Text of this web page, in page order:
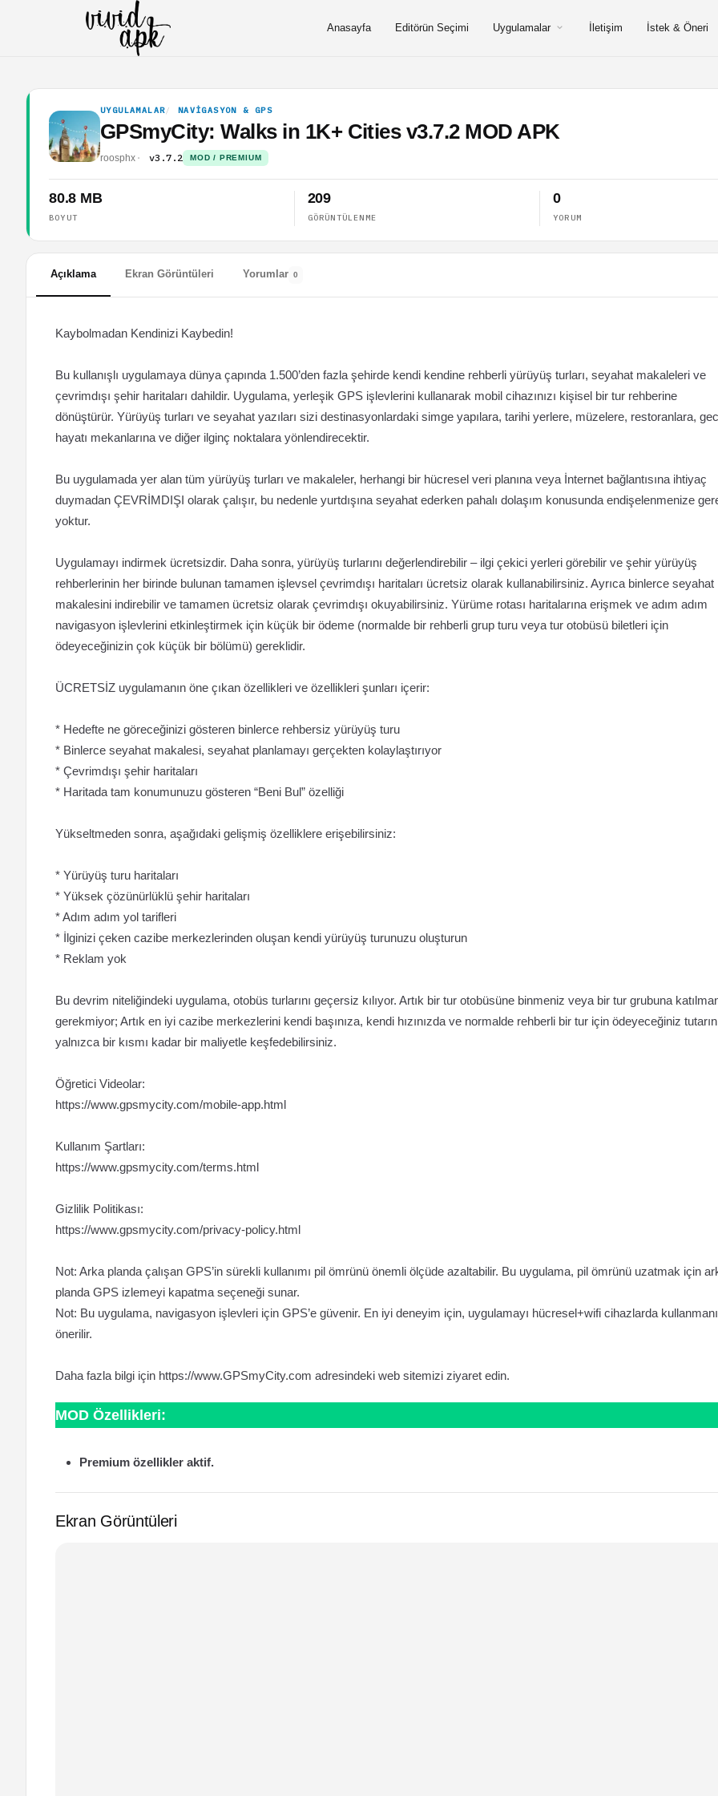
Anasayfa Editörün Seçimi Uygulamalar İletişim İstek & Öneri
UYGULAMALAR NAVIGASYON & GPS
GPSmyCity: Walks in 1K+ Cities v3.7.2 MOD APK
roosphx v3.7.2 MOD / PREMIUM
80.8 MB
BOYUT
209
GÖRÜNTÜLENME
0
YORUM
Açıklama Ekran Görüntüleri Yorumlar 0
Kaybolmadan Kendinizi Kaybedin!
Bu kullanışlı uygulamaya dünya çapında 1.500’den fazla şehirde kendi kendine rehberli yürüyüş turları, seyahat makaleleri ve
çevrimdışı şehir haritaları dahildir. Uygulama, yerleşik GPS işlevlerini kullanarak mobil cihazınızı kişisel bir tur rehberine
dönüştürür. Yürüyüş turları ve seyahat yazıları sizi destinasyonlardaki simge yapılara, tarihi yerlere, müzelere, restoranlara,
hayatı mekanlarına ve diğer ilginç noktalara yönlendirecektir.
Bu uygulamada yer alan tüm yürüyüş turları ve makaleler, herhangi bir hücresel veri planına veya İnternet bağlantısına ihtiyaç
duymadan ÇEVRİMDIŞI olarak çalışır, bu nedenle yurtdışına seyahat ederken pahalı dolaşım konusunda endişelenmenize
yoktur.
Uygulamayı indirmek ücretsizdir. Daha sonra, yürüyüş turlarını değerlendirebilir – ilgi çekici yerleri görebilir ve şehir yürüyüş
rehberlerinin her birinde bulunan tamamen işlevsel çevrimdışı haritaları ücretsiz olarak kullanabilirsiniz. Ayrıca binlerce seyahat
makalesini indirebilir ve tamamen ücretsiz olarak çevrimdışı okuyabilirsiniz. Yürüme rotası haritalarına erişmek ve adım adım
navigasyon işlevlerini etkinleştirmek için küçük bir ödeme (normalde bir rehberli grup turu veya tur otobüsü biletleri için
ödeyeceğinizin çok küçük bir bölümü) gereklidir.
ÜCRETSİZ uygulamanın öne çıkan özellikleri ve özellikleri şunları içerir:
* Hedefte ne göreceğinizi gösteren binlerce rehbersiz yürüyüş turu
* Binlerce seyahat makalesi, seyahat planlamayı gerçekten kolaylaştırıyor
* Çevrimdışı şehir haritaları
* Haritada tam konumunuzu gösteren “Beni Bul” özelliği
Yükseltmeden sonra, aşağıdaki gelişmiş özelliklere erişebilirsiniz:
* Yürüyüş turu haritaları
* Yüksek çözünürlüklü şehir haritaları
* Adım adım yol tarifleri
* İlginizi çeken cazibe merkezlerinden oluşan kendi yürüyüş turunuzu oluşturun
* Reklam yok
Bu devrim niteliğindeki uygulama, otobüs turlarını geçersiz kılıyor. Artık bir tur otobüsüne binmeniz veya bir tur grubuna
gerekmiyor; Artık en iyi cazibe merkezlerini kendi başınıza, kendi hızınızda ve normalde rehberli bir tur için ödeyeceğiniz tutarın
yalnızca bir kısmı kadar bir maliyetle keşfedebilirsiniz.
Öğretici Videolar:
https://www.gpsmycity.com/mobile-app.html
Kullanım Şartları:
https://www.gpsmycity.com/terms.html
Gizlilik Politikası:
https://www.gpsmycity.com/privacy-policy.html
Not: Arka planda çalışan GPS’in sürekli kullanımı pil ömrünü önemli ölçüde azaltabilir. Bu uygulama, pil ömrünü uzatmak için
planda GPS izlemeyi kapatma seçeneği sunar.
Not: Bu uygulama, navigasyon işlevleri için GPS’e güvenir. En iyi deneyim için, uygulamayı hücresel+wifi cihazlarda
önerilir.
Daha fazla bilgi için https://www.GPSmyCity.com adresindeki web sitemizi ziyaret edin.
MOD Özellikleri:
Premium özellikler aktif.
Ekran Görüntüleri